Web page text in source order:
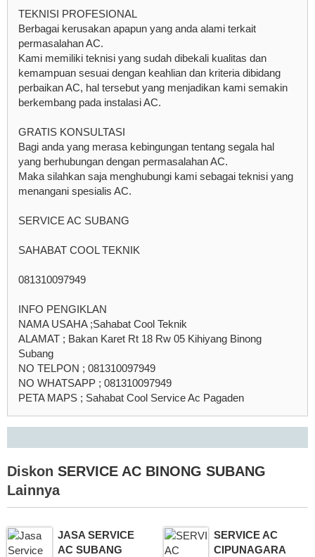
TEKNISI PROFESIONAL
Berbagai kerusakan apapun yang anda alami terkait
permasalahan AC.
Kami memiliki teknisi yang sudah dibekali kualitas dan
kemampuan sesuai dengan keahlian dan kriteria dibidang
perbaikan AC, hal tersebut yang menjadikan kami semakin
berkembang pada instalasi AC.
GRATIS KONSULTASI
Bagi anda yang merasa kebingungan tentang segala hal
yang berhubungan dengan permasalahan AC.
Maka silahkan saja menghubungi kami sebagai teknisi yang
menangani spesialis AC.
SERVICE AC SUBANG
SAHABAT COOL TEKNIK
081310097949
INFO PENGIKLAN
NAMA USAHA ;Sahabat Cool Teknik
ALAMAT ; Bakan Karet Rt 18 Rw 05 Kihiyang Binong
Subang
NO TELPON ; 081310097949
NO WHATSAPP ; 081310097949
PETA MAPS ; Sahabat Cool Service Ac Pagaden
Diskon SERVICE AC BINONG SUBANG
Lainnya
JASA SERVICE
AC SUBANG
SERVICE AC
CIPUNAGARA